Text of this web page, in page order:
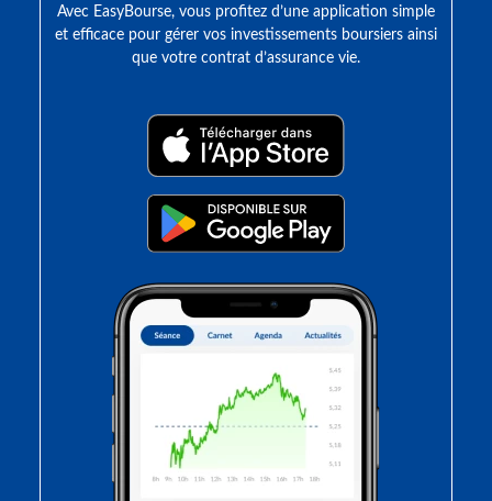
Avec EasyBourse, vous profitez d’une application simple
et efficace pour gérer vos investissements boursiers ainsi
que votre contrat d’assurance vie.